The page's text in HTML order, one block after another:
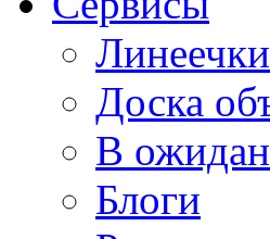
Линеечки
Доска
В
Блоги